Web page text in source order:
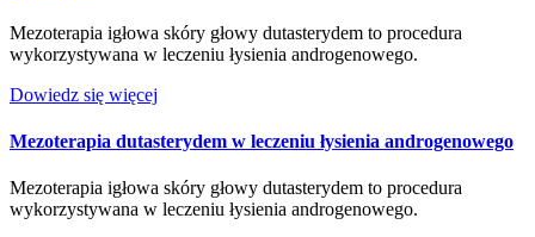
Mezoterapia igłowa skóry głowy dutasterydem to procedura
wykorzystywana w leczeniu łysienia androgenowego.
Dowiedz się więcej
Mezoterapia dutasterydem w leczeniu łysienia androgenowego
Mezoterapia igłowa skóry głowy dutasterydem to procedura
wykorzystywana w leczeniu łysienia androgenowego.